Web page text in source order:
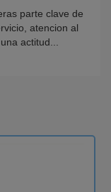
parte clave de
atencion al
actitud...